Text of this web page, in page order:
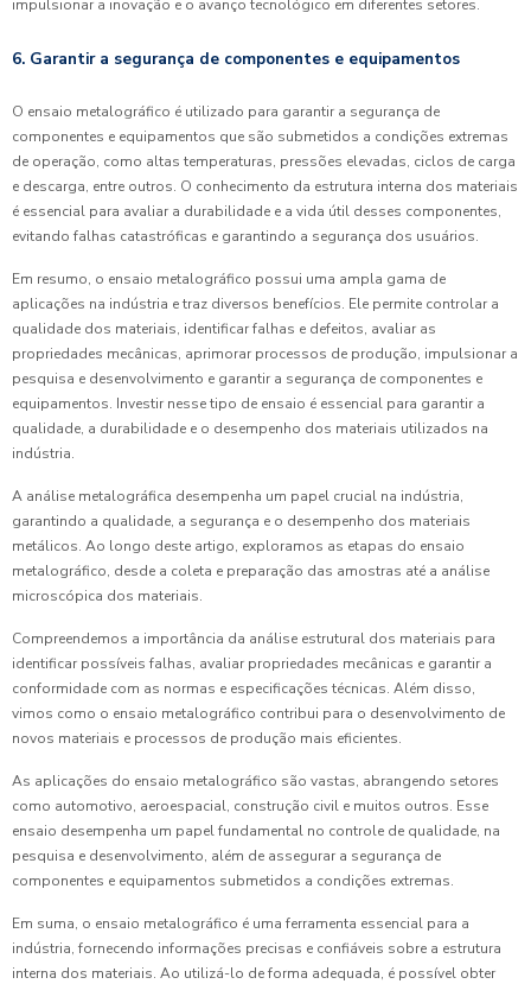
impulsionar a inovação e o avanço tecnológico em diferentes setores.
6. Garantir a segurança de componentes e equipamentos
O ensaio metalográfico é utilizado para garantir a segurança de
componentes e equipamentos que são submetidos a condições extremas
de operação, como altas temperaturas, pressões elevadas, ciclos de carga
e descarga, entre outros. O conhecimento da estrutura interna dos materiais
é essencial para avaliar a durabilidade e a vida útil desses componentes,
evitando falhas catastróficas e garantindo a segurança dos usuários.
Em resumo, o ensaio metalográfico possui uma ampla gama de
aplicações na indústria e traz diversos benefícios. Ele permite controlar a
qualidade dos materiais, identificar falhas e defeitos, avaliar as
propriedades mecânicas, aprimorar processos de produção, impulsionar a
pesquisa e desenvolvimento e garantir a segurança de componentes e
equipamentos. Investir nesse tipo de ensaio é essencial para garantir a
qualidade, a durabilidade e o desempenho dos materiais utilizados na
indústria.
A análise metalográfica desempenha um papel crucial na indústria,
garantindo a qualidade, a segurança e o desempenho dos materiais
metálicos. Ao longo deste artigo, exploramos as etapas do ensaio
metalográfico, desde a coleta e preparação das amostras até a análise
microscópica dos materiais.
Compreendemos a importância da análise estrutural dos materiais para
identificar possíveis falhas, avaliar propriedades mecânicas e garantir a
conformidade com as normas e especificações técnicas. Além disso,
vimos como o ensaio metalográfico contribui para o desenvolvimento de
novos materiais e processos de produção mais eficientes.
As aplicações do ensaio metalográfico são vastas, abrangendo setores
como automotivo, aeroespacial, construção civil e muitos outros. Esse
ensaio desempenha um papel fundamental no controle de qualidade, na
pesquisa e desenvolvimento, além de assegurar a segurança de
componentes e equipamentos submetidos a condições extremas.
Em suma, o ensaio metalográfico é uma ferramenta essencial para a
indústria, fornecendo informações precisas e confiáveis sobre a estrutura
interna dos materiais. Ao utilizá-lo de forma adequada, é possível obter